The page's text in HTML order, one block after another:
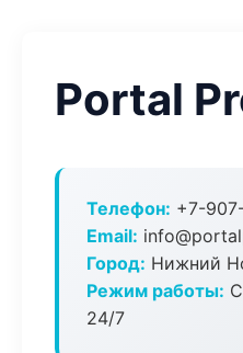
Portal
Телефон: +7-
Email:
Город: Нижний
Режим работы:
24/7